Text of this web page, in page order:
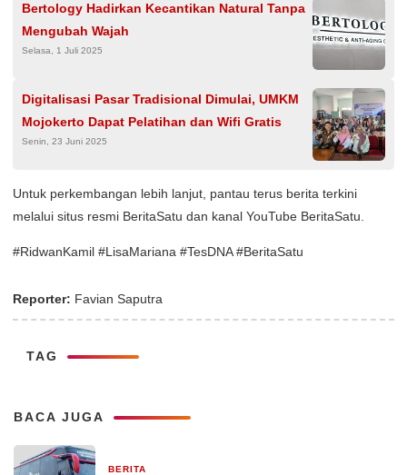
Bertology Hadirkan Kecantikan Natural Tanpa
Mengubah Wajah
Selasa, 1 Juli 2025
Digitalisasi Pasar Tradisional Dimulai, UMKM
Mojokerto Dapat Pelatihan dan Wifi Gratis
Senin, 23 Juni 2025
Untuk perkembangan lebih lanjut, pantau terus berita terkini
melalui situs resmi BeritaSatu dan kanal YouTube BeritaSatu.
#RidwanKamil #LisaMariana #TesDNA #BeritaSatu
Reporter: Favian Saputra
TAG
BACA JUGA
BERITA